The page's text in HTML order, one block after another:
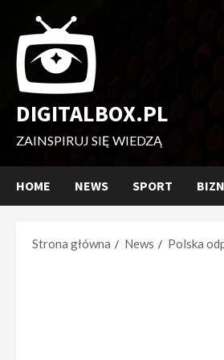
treści
DIGITALBOX.PL
ZAINSPIRUJ SIĘ WIEDZĄ
HOME NEWS SPORT
Strona główna News Polska